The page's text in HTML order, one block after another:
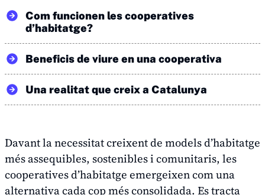
Com funcionen les cooperatives
d’habitatge?
Beneficis de viure en una cooperativa
Una realitat que creix a Catalunya
Davant la necessitat creixent de models d’habitatge
més assequibles, sostenibles i comunitaris, les
cooperatives d’habitatge emergeixen com una
alternativa cada cop més consolidada. Es tracta